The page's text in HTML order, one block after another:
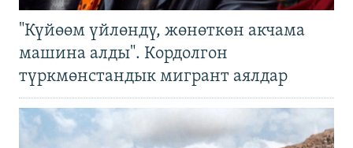
"Күйөөм үйлөндү, жөнөткөн акчама
машина алды". Кордолгон
түркмөнстандык мигрант аялдар